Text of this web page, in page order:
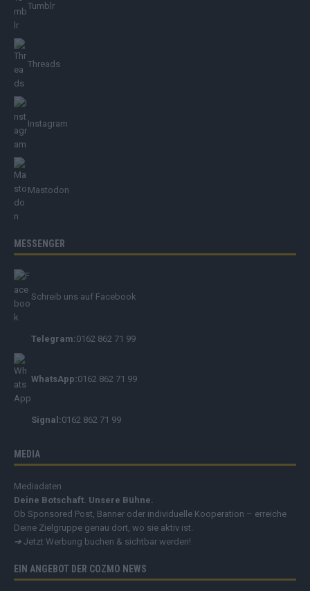
Tumblr
Threads
Instagram
Mastodon
MESSENGER
Schreib uns auf Facebook
Telegram:0162 862 71 99
WhatsApp:0162 862 71 99
Signal:0162 862 71 99
MEDIA
Mediadaten
Deine Botschaft. Unsere Bühne.
Ob Sponsored Post, Banner oder individuelle Kooperation – erreiche
Deine Zielgruppe genau dort, wo sie aktiv ist.
➔ Jetzt Werbung buchen & sichtbar werden!
EIN ANGEBOT DER COZMO NEWS